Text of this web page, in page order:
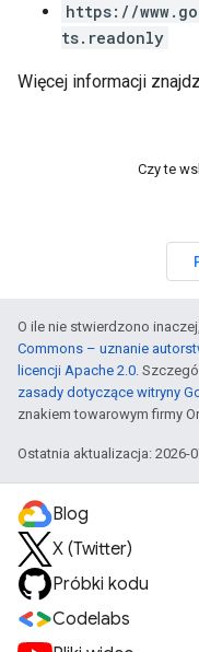
https://
ts.readonly
Więcej informacji
Czy te
O ile nie stwierdzono
Commons – uznanie
licencji Apache 2.0.
zasady dotyczące witryny
znakiem towarowym firmy
Ostatnia aktualizacja: 2026-
Blog
X (Twitter)
Próbki kodu
Codelabs